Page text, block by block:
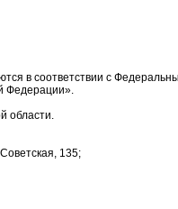
в соответствии с
Федерации».
области.
135;